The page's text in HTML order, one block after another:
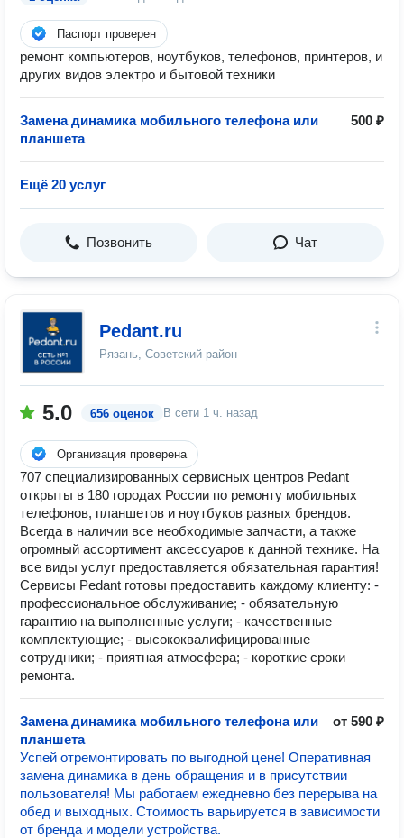
Паспорт проверен
ремонт компьютеров, ноутбуков, телефонов, принтеров, и
других видов электро и бытовой техники
Замена динамика мобильного телефона или
планшета
500 ₽
Ещё 20 услуг
Позвонить Чат
Pedant.ru
Рязань, Советский район
5.0 656 оценок В сети 1 ч. назад
Организация проверена
707 специализированных сервисных центров Pedant
открыты в 180 городах России по ремонту мобильных
телефонов, планшетов и ноутбуков разных брендов.
Всегда в наличии все необходимые запчасти, а также
огромный ассортимент аксессуаров к данной технике. На
все виды услуг предоставляется обязательная гарантия!
Сервисы Pedant готовы предоставить каждому клиенту: -
профессиональное обслуживание; - обязательную
гарантию на выполненные услуги; - качественные
комплектующие; - высококвалифицированные
сотрудники; - приятная атмосфера; - короткие сроки
ремонта.
Замена динамика мобильного телефона или
планшета
от 590 ₽
Успей отремонтировать по выгодной цене! Оперативная
замена динамика в день обращения и в присутствии
пользователя! Мы работаем ежедневно без перерыва на
обед и выходных. Стоимость варьируется в зависимости
от бренда и модели устройства.